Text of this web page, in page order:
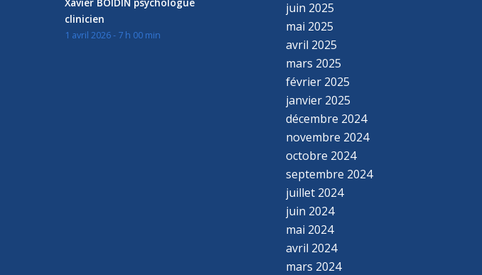
clinicien
1 avril 2026 - 7 h 00 min
juin 2025
mai 2025
avril 2025
mars 2025
février 2025
janvier 2025
décembre 2024
novembre 2024
octobre 2024
septembre 2024
juillet 2024
juin 2024
mai 2024
avril 2024
mars 2024